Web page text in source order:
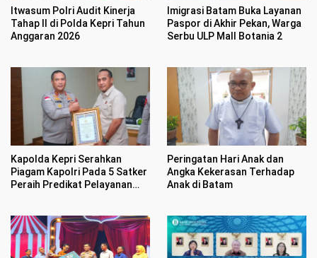
Itwasum Polri Audit Kinerja
Tahap II di Polda Kepri Tahun
Anggaran 2026
Imigrasi Batam Buka Layanan
Paspor di Akhir Pekan, Warga
Serbu ULP Mall Botania 2
Kapolda Kepri Serahkan
Piagam Kapolri Pada 5 Satker
Peraih Predikat Pelayanan
Peringatan Hari Anak dan
Angka Kekerasan Terhadap
Anak di Batam